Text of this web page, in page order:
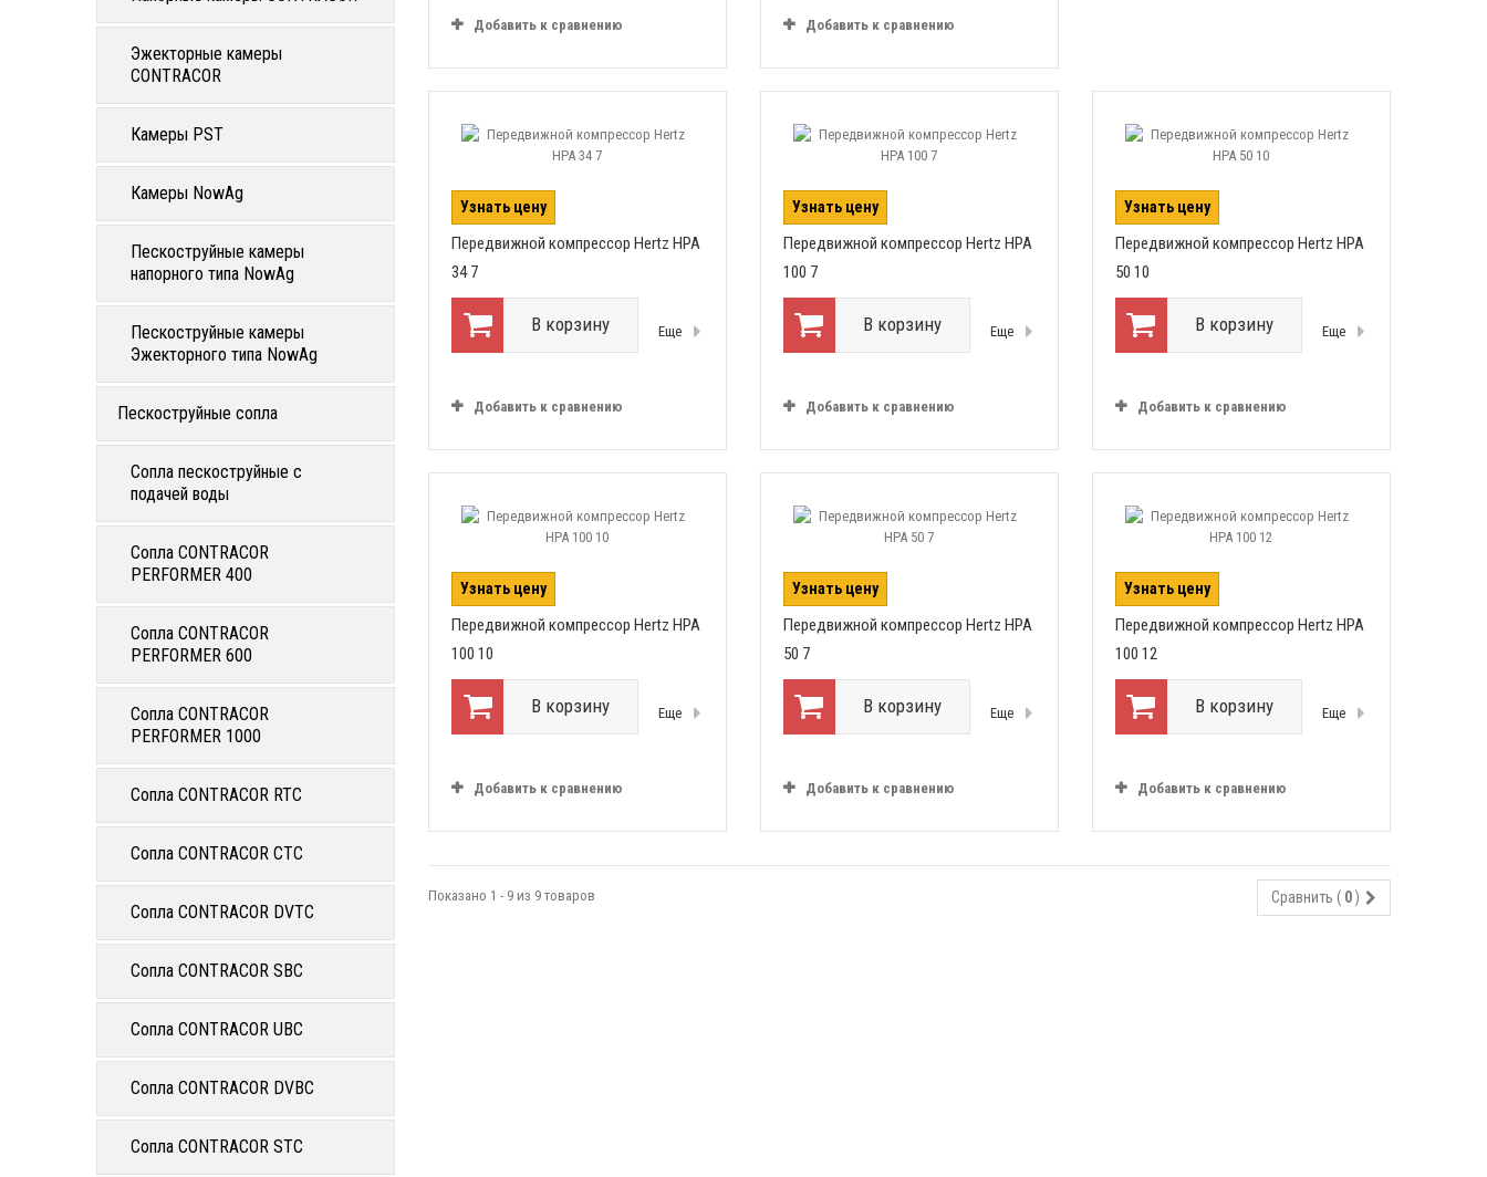
Эжекторные камеры
CONTRACOR
Камеры PST
Камеры NowAg
Пескоструйные камеры
напорного типа NowAg
Пескоструйные камеры
Эжекторного типа NowAg
Пескоструйные сопла
Сопла пескоструйные с
подачей воды
Сопла CONTRACOR
PERFORMER 400
Сопла CONTRACOR
PERFORMER 600
Сопла CONTRACOR
PERFORMER 1000
Сопла CONTRACOR RTC
Сопла CONTRACOR CTC
Сопла CONTRACOR DVTC
Сопла CONTRACOR SBC
Сопла CONTRACOR UBC
Сопла CONTRACOR DVBC
Сопла CONTRACOR STC
Добавить к сравнению Добавить к сравнению
Узнать цену
Передвижной компрессор Hertz HPA
34 7
В корзину Еще
Добавить к сравнению
Узнать цену
Передвижной компрессор Hertz HPA
100 7
В корзину Еще
Добавить к сравнению
Узнать цену
Передвижной компрессор Hertz HPA
50 10
В корзину Еще
Добавить к сравнению
Узнать цену
Передвижной компрессор Hertz HPA
100 10
В корзину Еще
Добавить к сравнению
Узнать цену
Передвижной компрессор Hertz HPA
50 7
В корзину Еще
Добавить к сравнению
Узнать цену
Передвижной компрессор Hertz HPA
100 12
В корзину Еще
Добавить к сравнению
Сравнить ( 0)
Показано 1 - 9 из 9 товаров